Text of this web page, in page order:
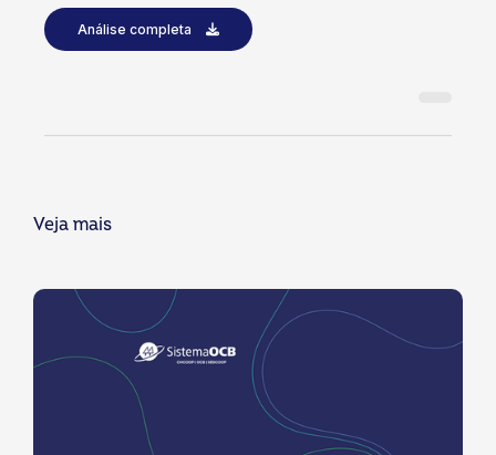
Análise completa
Veja mais